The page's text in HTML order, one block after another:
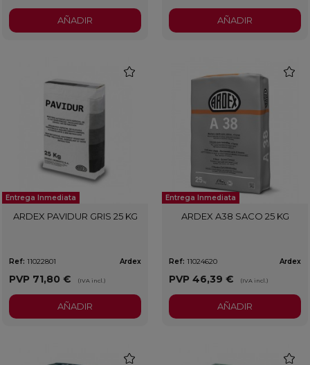
AÑADIR AÑADIR
Entrega Inmediata
ARDEX PAVIDUR GRIS 25 KG
Ref: 11022801 Ardex
PVP 71,80 € (IVA incl.)
AÑADIR
Entrega Inmediata
ARDEX A38 SACO 25 KG
Ref: 11024620 Ardex
PVP 46,39 € (IVA incl.)
AÑADIR